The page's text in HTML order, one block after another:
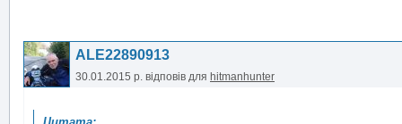
ALE22890913
30.01.2015 р. відповів для hitmanhunter